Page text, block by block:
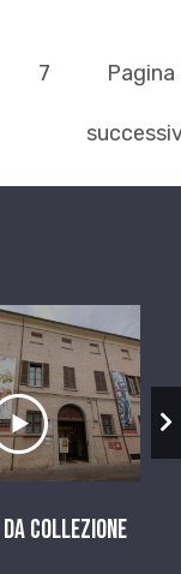
7 Pagina
Ascolta il
Collezione